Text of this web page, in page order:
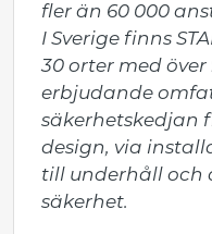
fler än 60 000
I Sverige finns
30 orter med
erbjudande
säkerhetskedjan
design, via
till underhåll och
säkerhet.